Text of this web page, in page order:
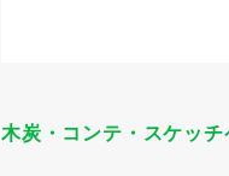
木炭・コンテ・スケッ